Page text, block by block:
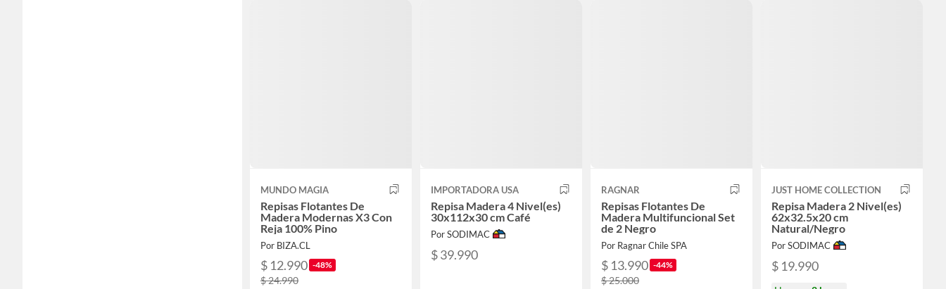
MUNDO MAGIA
Repisas Flotantes De
Madera Modernas X3 Con
Reja 100% Pino
Por BIZA.CL
$ 12.990 -48%
$ 24.990
IMPORTADORA USA
Repisa Madera 4 Nivel(es)
30x112x30 cm Café
Por SODIMAC
$ 39.990
RAGNAR
Repisas Flotantes De
Madera Multifuncional Set
de 2 Negro
Por Ragnar Chile SPA
$ 13.990 -44%
$ 25.000
JUST HOME COLLECTION
Repisa Madera 2 Nivel(es)
62x32.5x20 cm
Natural/Negro
Por SODIMAC
$ 19.990